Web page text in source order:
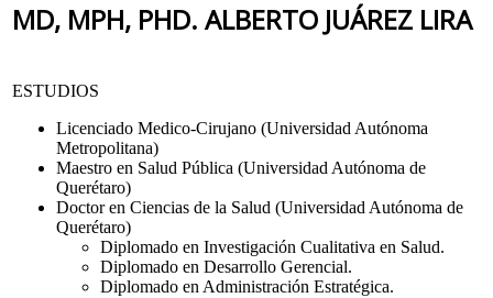
MD, MPH, PHD. ALBERTO JUÁREZ LIRA
ESTUDIOS
Licenciado Medico-Cirujano (Universidad Autónoma
Metropolitana)
Maestro en Salud Pública (Universidad Autónoma de
Querétaro)
Doctor en Ciencias de la Salud (Universidad Autónoma de
Querétaro)
Diplomado en Investigación Cualitativa en Salud.
Diplomado en Desarrollo Gerencial.
Diplomado en Administración Estratégica.